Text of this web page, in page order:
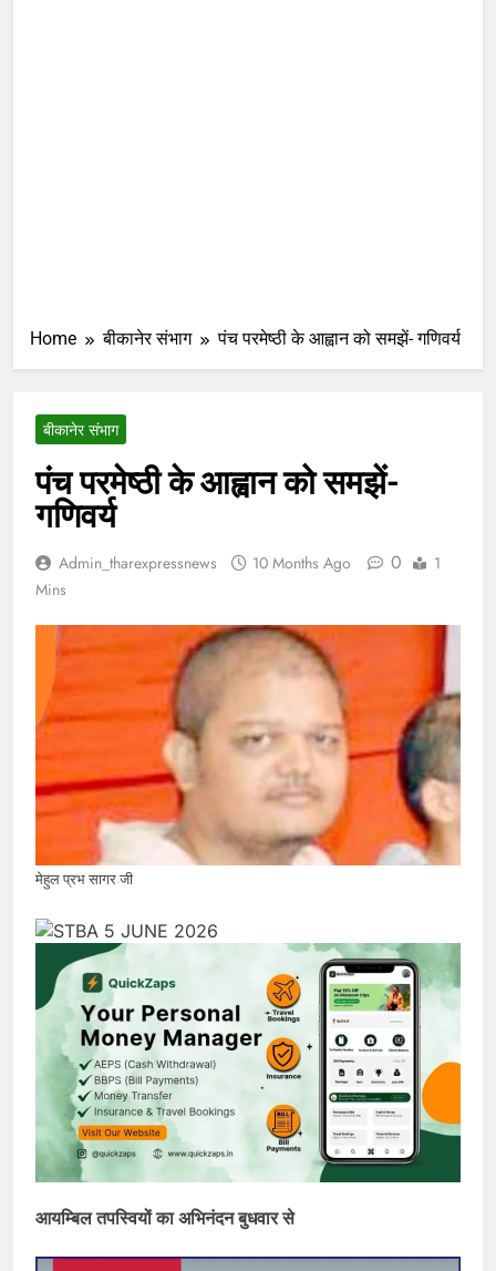
Home बीकानेर संभाग पंच परमेष्ठी के आह्वान को समझें- गणिवर्य
बीकानेर संभाग
पंच परमेष्ठी के आह्वान को समझें-
गणिवर्य
Admin_tharexpressnews 10 Months Ago 0
1
Mins
मेहुल प्रभ सागर जी
आयम्बिल तपस्वियों का अभिनंदन बुधवार से